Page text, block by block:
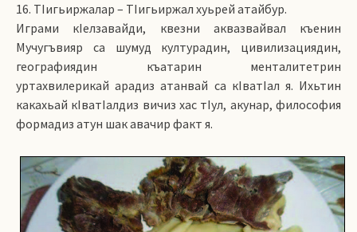
16. ТIигьиржалар – ТIигьиржал хуьрей атайбур.
Играми кIелзавайди, квезни аквазвайвал къенин
Мучугъвияр са шумуд културадин, цивилизациядин,
географиядин къатарин менталитетрин
уртахвилерикай арадиз атанвай са кIватIал я. Ихьтин
какахьай кIватIалдиз вичиз хас тIул, акунар, философия
формадиз атун шак авачир факт я.